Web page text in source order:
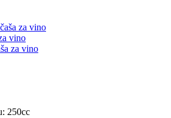
vino
za vino
250cc